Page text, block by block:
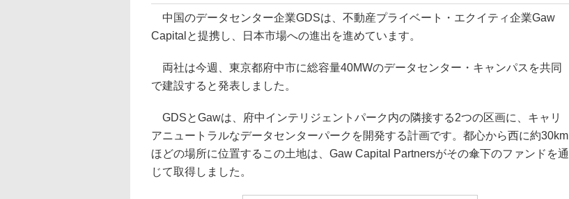
中国のデータセンター企業GDSは、不動産プライベート・エクイティ企業Gaw
Capitalと提携し、日本市場への進出を進めています。
両社は今週、東京都府中市に総容量40MWのデータセンター・キャンパスを共同
で建設すると発表しました。
GDSとGawは、府中インテリジェントパーク内の隣接する2つの区画に、キャリ
アニュートラルなデータセンターパークを開発する計画です。都心から西に約30km
ほどの場所に位置するこの土地は、Gaw Capital Partnersがその傘下のファンドを通
じて取得しました。